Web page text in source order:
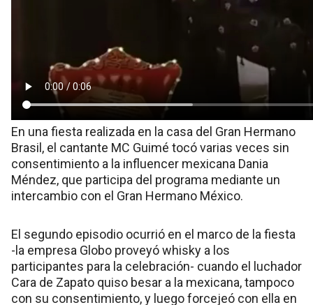
En una fiesta realizada en la casa del Gran Hermano
Brasil, el cantante MC Guimé tocó varias veces sin
consentimiento a la influencer mexicana Dania
Méndez, que participa del programa mediante un
intercambio con el Gran Hermano México.
El segundo episodio ocurrió en el marco de la fiesta
-la empresa Globo proveyó whisky a los
participantes para la celebración- cuando el luchador
Cara de Zapato quiso besar a la mexicana, tampoco
con su consentimiento, y luego forcejeó con ella en